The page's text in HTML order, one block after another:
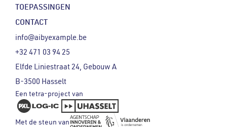
TOEPASSINGEN
CONTACT
info@aibyexample.be
+32 471 03 94 25
Elfde Liniestraat 24, Gebouw A
B-3500 Hasselt
Een tetra-project van
Met de steun van